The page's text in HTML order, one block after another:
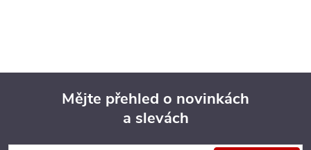
Mějte přehled o novinkách
a slevách